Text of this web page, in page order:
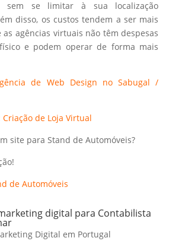
sem se limitar à sua localização
disso, os custos tendem a ser mais
as agências virtuais não têm despesas
e podem operar de forma mais
de Web Design no Sabugal /
Criação de Loja Virtual
site para Stand de Automóveis?
de Automóveis
digital para Contabilista
Digital em Portugal